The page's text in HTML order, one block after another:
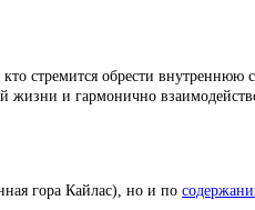
стремится обрести внутреннюю
жизни и гармонично
гора Кайлас), но и по